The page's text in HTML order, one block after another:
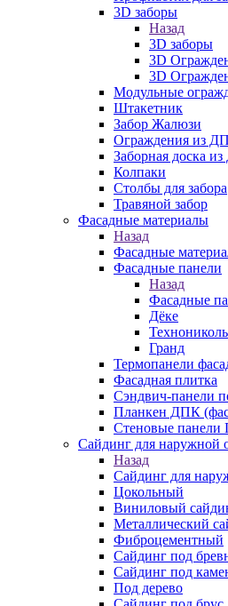
3D заборы
Назад
3D заборы
3D
3D
Модульные
Штакетник
Забор Жалюзи
Ограждения из
Заборная доска
Колпаки
Столбы для забора
Травяной забор
Фасадные материалы
Назад
Фасадные
Фасадные панели
Назад
Фасадные
Дёке
Технониколь
Гранд
Термопанели
Фасадная плитка
Сэндвич-панели
Планкен ДПК
Стеновые
Сайдинг для наружной
Назад
Сайдинг для
Цокольный
Виниловый
Металлический
Фиброцементный
Сайдинг под
Сайдинг под
Под дерево